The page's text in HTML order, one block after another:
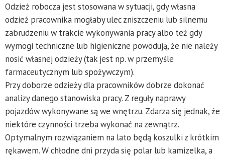
Odzież robocza jest stosowana w sytuacji, gdy własna
odzież pracownika mogłaby ulec zniszczeniu lub silnemu
zabrudzeniu w trakcie wykonywania pracy albo też gdy
wymogi techniczne lub higieniczne powodują, że nie należy
nosić własnej odzieży (tak jest np. w przemyśle
farmaceutycznym lub spożywczym).
Przy doborze odzieży dla pracowników dobrze dokonać
analizy danego stanowiska pracy. Z reguły naprawy
pojazdów wykonywane są we wnętrzu. Zdarza się jednak, że
niektóre czynności trzeba wykonać na zewnątrz.
Optymalnym rozwiązaniem na lato będą koszulki z krótkim
rękawem. W chłodne dni przyda się polar lub kamizelka, a